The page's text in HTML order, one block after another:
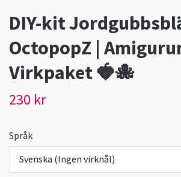
DIY-kit
OctopopZ |
Virkpaket 🍓🐙
230 kr
Språk
Svenska (Ingen virknål)